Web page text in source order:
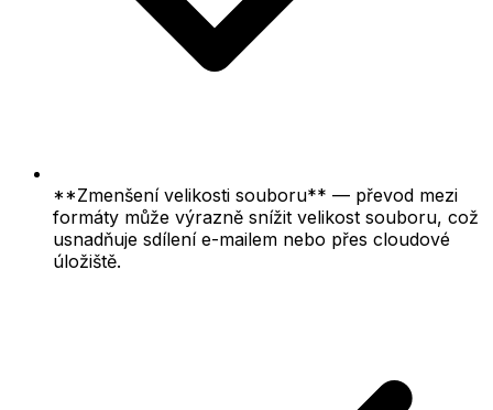
**Zmenšení velikosti souboru** — převod mezi
formáty může výrazně snížit velikost souboru, což
usnadňuje sdílení e-mailem nebo přes cloudové
úložiště.